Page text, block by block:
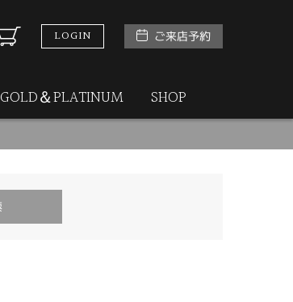
LOGIN ご来店予約
GOLD＆PLATINUM SHOP